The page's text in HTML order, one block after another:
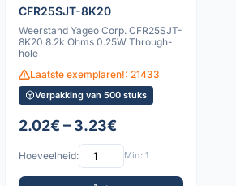
CFR25SJT-8K20
Weerstand Yageo Corp. CFR25SJT-
8K20 8.2k Ohms 0.25W Through-
hole
Laatste exemplaren!: 21433
Verpakking van 500 stuks
2.02€ – 3.23€
Hoeveelheid: Min: 1